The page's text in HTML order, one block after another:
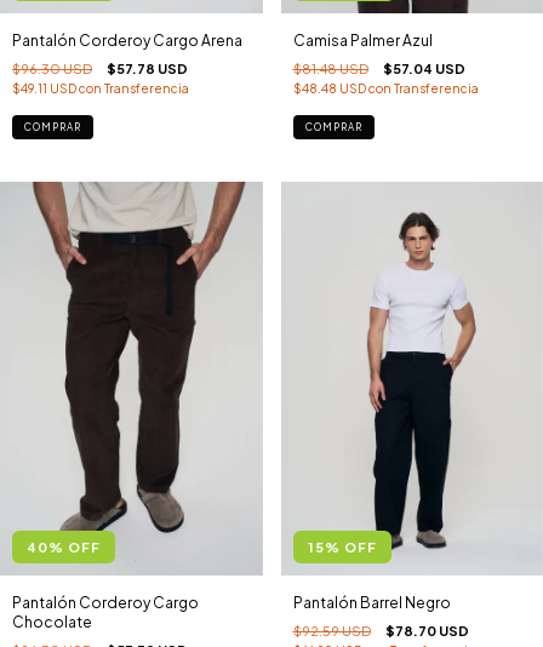
Pantalón Corderoy Cargo Arena
$96.30 USD $57.78 USD
$49.11 USDcon Transferencia
COMPRAR
Camisa Palmer Azul
$81.48 USD $57.04 USD
$48.48 USDcon Transferencia
COMPRAR
40% OFF
Pantalón Corderoy Cargo
Chocolate
15% OFF
Pantalón Barrel Negro
$92.59 USD $78.70 USD